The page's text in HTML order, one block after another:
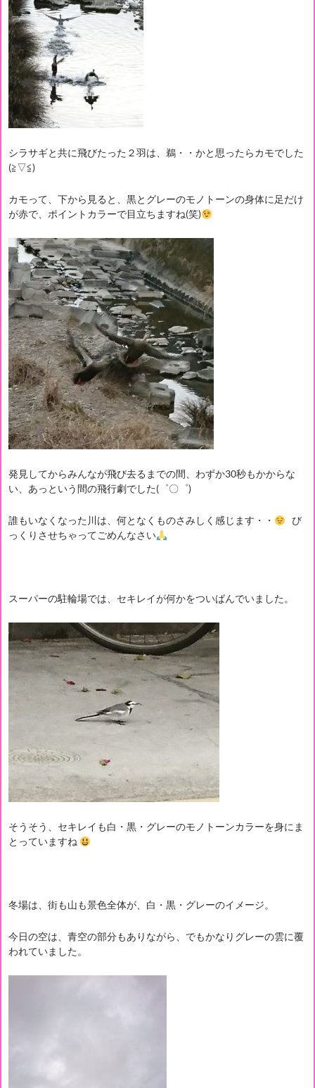
シラサギと共に飛びたった２羽は、鵜・・かと思ったらカモでした
(≧▽≦)
カモって、下から見ると、黒とグレーのモノトーンの身体に足だけ
が赤で、ポイントカラーで目立ちますね(笑)
発見してからみんなが飛び去るまでの間、わずか30秒もかからな
い、あっという間の飛行劇でした(゜〇゜)
誰もいなくなった川は、何となくものさみしく感じます・・
び
っくりさせちゃってごめんなさい
スーパーの駐輪場では、セキレイが何かをついばんでいました。
そうそう、セキレイも白・黒・グレーのモノトーンカラーを身にま
とっていますね
冬場は、街も山も景色全体が、白・黒・グレーのイメージ。
今日の空は、青空の部分もありながら、でもかなりグレーの雲に覆
われていました。